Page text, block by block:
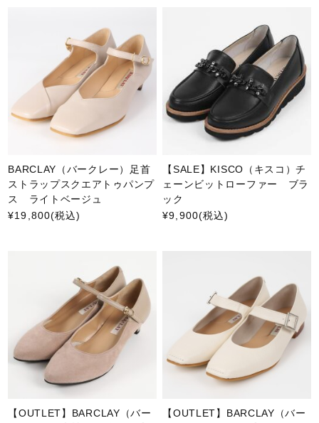
BARCLAY（バークレー）足首
ストラップスクエアトゥパンプ
ス ライトベージュ
¥19,800(税込)
【SALE】KISCO（キスコ）チ
ェーンビットローファー ブラ
ック
¥9,900(税込)
【OUTLET】BARCLAY（バー
【OUTLET】BARCLAY（バー